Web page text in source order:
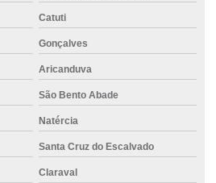
Catuti
Gonçalves
Aricanduva
São Bento Abade
Natércia
Santa Cruz do Escalvado
Claraval